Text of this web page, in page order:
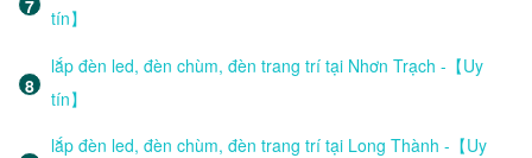
tín】
lắp đèn led, đèn chùm, đèn trang trí tại Nhơn Trạch -【Uy
tín】
lắp đèn led, đèn chùm, đèn trang trí tại Long Thành -【Uy